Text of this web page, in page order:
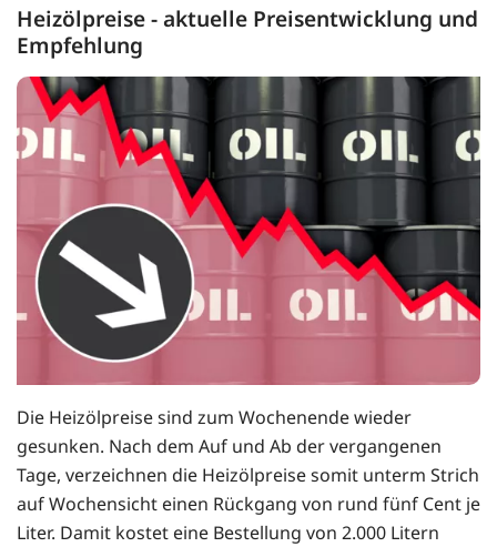
Heizölpreise - aktuelle Preisentwicklung und
Empfehlung
Die Heizölpreise sind zum Wochenende wieder
gesunken. Nach dem Auf und Ab der vergangenen
Tage, verzeichnen die Heizölpreise somit unterm Strich
auf Wochensicht einen Rückgang von rund fünf Cent je
Liter. Damit kostet eine Bestellung von 2.000 Litern